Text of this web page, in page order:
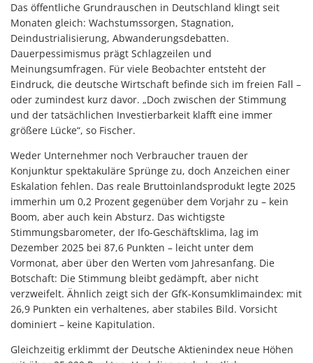
Das öffentliche Grundrauschen in Deutschland klingt seit
Monaten gleich: Wachstumssorgen, Stagnation,
Deindustrialisierung, Abwanderungsdebatten.
Dauerpessimismus prägt Schlagzeilen und
Meinungsumfragen. Für viele Beobachter entsteht der
Eindruck, die deutsche Wirtschaft befinde sich im freien Fall –
oder zumindest kurz davor. „Doch zwischen der Stimmung
und der tatsächlichen Investierbarkeit klafft eine immer
größere Lücke“, so Fischer.
Weder Unternehmer noch Verbraucher trauen der
Konjunktur spektakuläre Sprünge zu, doch Anzeichen einer
Eskalation fehlen. Das reale Bruttoinlandsprodukt legte 2025
immerhin um 0,2 Prozent gegenüber dem Vorjahr zu – kein
Boom, aber auch kein Absturz. Das wichtigste
Stimmungsbarometer, der Ifo-Geschäftsklima, lag im
Dezember 2025 bei 87,6 Punkten – leicht unter dem
Vormonat, aber über den Werten vom Jahresanfang. Die
Botschaft: Die Stimmung bleibt gedämpft, aber nicht
verzweifelt. Ähnlich zeigt sich der GfK-Konsumklimaindex: mit
26,9 Punkten ein verhaltenes, aber stabiles Bild. Vorsicht
dominiert – keine Kapitulation.
Gleichzeitig erklimmt der Deutsche Aktienindex neue Höhen